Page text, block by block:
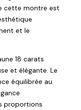
cette montre est
et le
18 carats
et élégante. Le
équilibrée au
proportions